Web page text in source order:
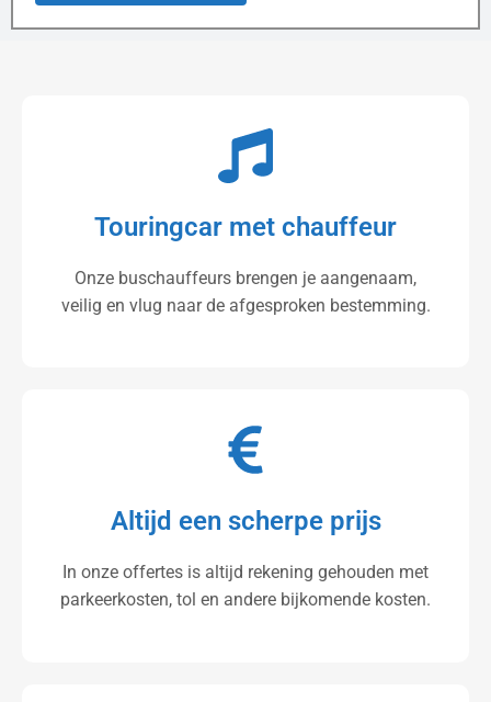
Touringcar met chauffeur
Onze buschauffeurs brengen je aangenaam,
veilig en vlug naar de afgesproken bestemming.
Altijd een scherpe prijs
In onze offertes is altijd rekening gehouden met
parkeerkosten, tol en andere bijkomende kosten.